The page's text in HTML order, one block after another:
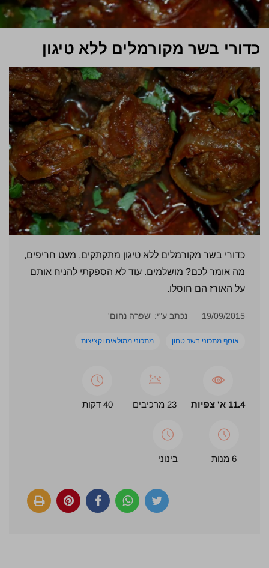
כדורי בשר מקורמלים ללא טיגון
כדורי בשר מקורמלים ללא טיגון מתקתקים, מעט חריפים,
מה אומר לכם? מושלמים. עוד לא הספקתי להניח אותם
על האורז הם חוסלו.
19/09/2015 נכתב ע"י: 'שפרה נחום'
אוסף מתכוני בשר טחון מתכוני ממולאים וקציצות
11.4 א' צפיות 23 מרכיבים 40 דקות
6 מנות בינוני